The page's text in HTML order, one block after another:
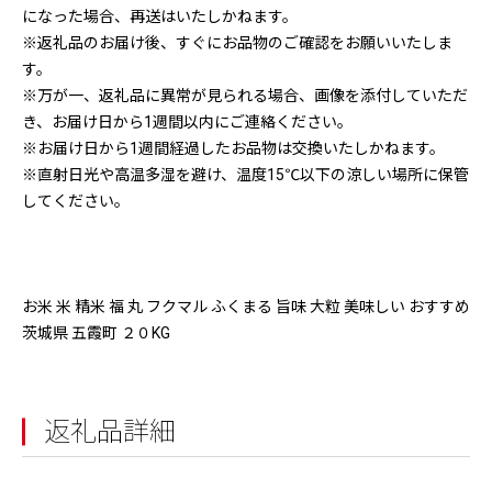
になった場合、再送はいたしかねます。
※返礼品のお届け後、すぐにお品物のご確認をお願いいたしま
す。
※万が一、返礼品に異常が見られる場合、画像を添付していただ
き、お届け日から1週間以内にご連絡ください。
※お届け日から1週間経過したお品物は交換いたしかねます。
※直射日光や高温多湿を避け、温度15℃以下の涼しい場所に保管
してください。
お米 米 精米 福 丸 フクマル ふくまる 旨味 大粒 美味しい おすすめ
茨城県 五霞町 ２０KG
返礼品詳細